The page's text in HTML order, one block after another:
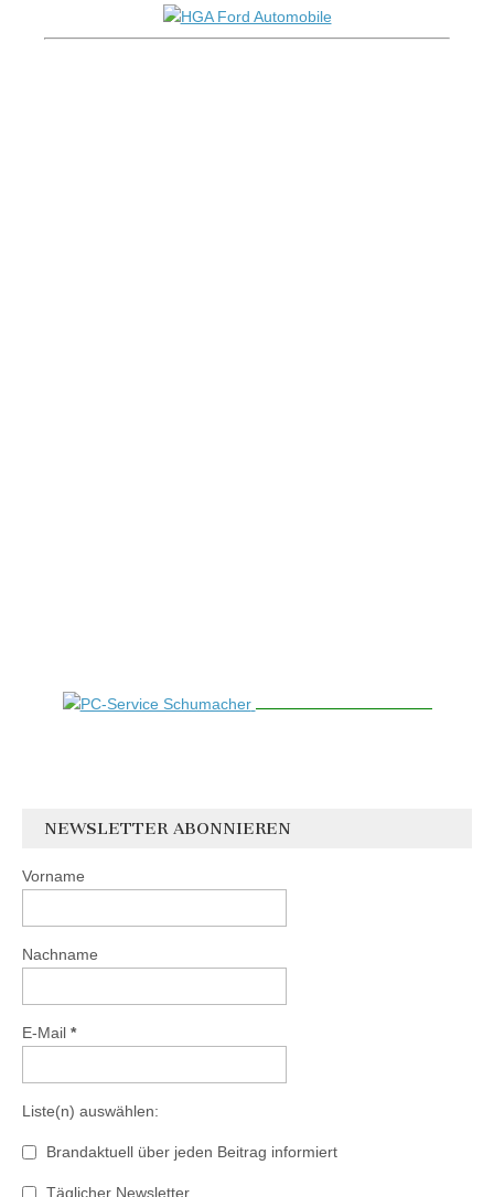
NEWSLETTER ABONNIEREN
Vorname
Nachname
E-Mail *
Liste(n) auswählen:
Brandaktuell über jeden Beitrag informiert
Täglicher Newsletter